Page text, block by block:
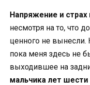
Напряжение и страх
несмотря на то, что
ценного не вынесли.
пока меня здесь не
выходившее на
мальчика лет